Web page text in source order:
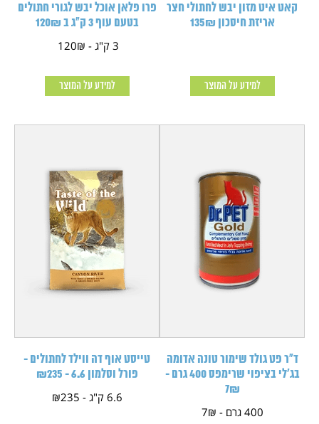
קאט איט מזון יבש לחתולי חצר
אריזת חיסכון 135₪
למידע על המוצר
פרו פלאן אוכל יבש לגורי חתולים
בטעם עוף 3 ק"ג ב 120₪
3 ק"ג - 120₪
למידע על המוצר
ד"ר פט גולד שימור טונה אדומה
בג'לי בציפוי שרימפס 400 גרם -
7₪
400 גרם - 7₪
טייסט אוף דה ווילד לחתולים -
פורל וסלמון 6.6 - ₪235
6.6 ק"ג - ₪235